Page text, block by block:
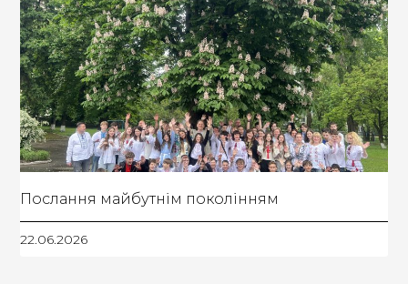
Послання майбутнім поколінням
22.06.2026